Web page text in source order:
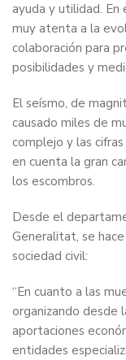
ayuda y utilidad. En
muy atenta a la
colaboración para
posibilidades y
El seísmo, de
causado miles de
complejo y las
en cuenta la gran
los escombros.
Desde el
Generalitat, se
sociedad civil:
“En cuanto a las
organizando desde
aportaciones
entidades